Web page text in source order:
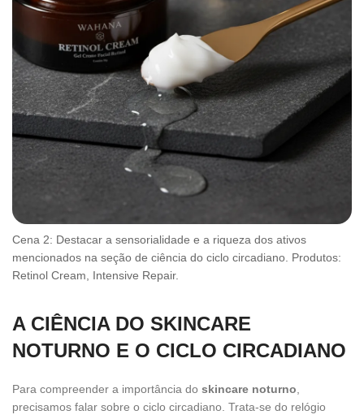
Cena 2: Destacar a sensorialidade e a riqueza dos ativos
mencionados na seção de ciência do ciclo circadiano. Produtos:
Retinol Cream, Intensive Repair.
A CIÊNCIA DO SKINCARE
NOTURNO E O CICLO CIRCADIANO
Para compreender a importância do skincare noturno
precisamos falar sobre o ciclo circadiano. Trata-se do relógio